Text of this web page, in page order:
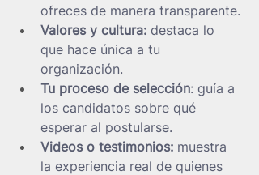
ofreces de manera transparente.
Valores y cultura: destaca lo
que hace única a tu
organización.
Tu proceso de selección: guía a
los candidatos sobre qué
esperar al postularse.
Videos o testimonios: muestra
la experiencia real de quienes